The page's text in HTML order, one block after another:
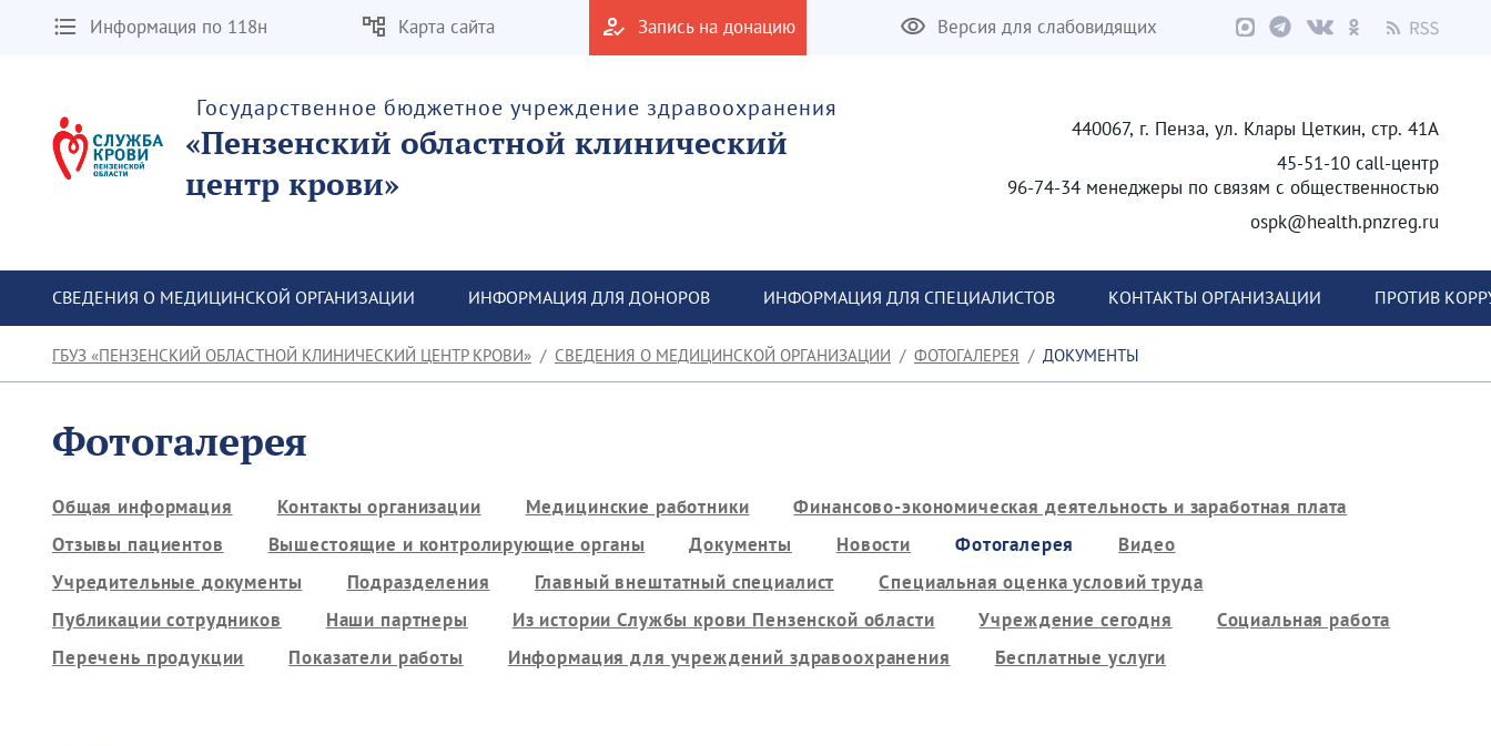
Информация по 118н Карта сайта Запись на донацию Версия для слабовидящих
Государственное бюджетное учреждение здравоохранения
«Пензенский областной клинический
центр крови»
440067, г. Пенза, ул. Клары Цеткин, стр. 41А
45-51-10 call-центр
96-74-34 менеджеры по связям с общественностью
ospk@health.pnzreg.ru
СВЕДЕНИЯ О МЕДИЦИНСКОЙ ОРГАНИЗАЦИИ ИНФОРМАЦИЯ ДЛЯ ДОНОРОВ ИНФОРМАЦИЯ ДЛЯ СПЕЦИАЛИСТОВ КОНТАКТЫ ОРГАНИЗАЦИИ ПРОТИВ
ГБУЗ «ПЕНЗЕНСКИЙ ОБЛАСТНОЙ КЛИНИЧЕСКИЙ ЦЕНТР КРОВИ» СВЕДЕНИЯ О МЕДИЦИНСКОЙ ОРГАНИЗАЦИИ ФОТОГАЛЕРЕЯ ДОКУМЕНТЫ
Фотогалерея
Общая информация Контакты организации Медицинские работники
Финансово-экономическая деятельность и заработная плата
Отзывы пациентов
Вышестоящие и контролирующие органы Документы Новости Фотогалерея
Видео
Учредительные документы
Подразделения Главный внештатный специалист
Специальная оценка условий труда
Публикации сотрудников
Наши партнеры Из истории Службы крови Пензенской области Учреждение сегодня
Социальная работа
Перечень продукции
Показатели работы Информация для учреждений здравоохранения Бесплатные услуги